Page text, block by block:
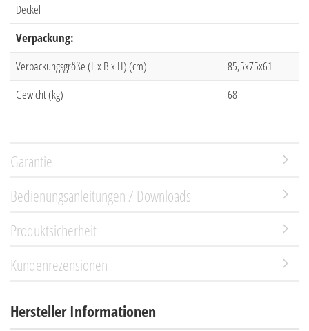
Deckel
Verpackung:
Verpackungsgröße (L x B x H) (cm)
85,5x75x61
Gewicht (kg)
68
Garantie
Bedienungsanleitungen / Downloads
Produktsicherheit
Kundenrezensionen
Hersteller Informationen